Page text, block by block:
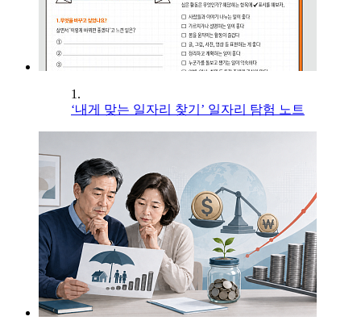
1.
‘내게 맞는 일자리 찾기’ 일자리 탐험 노트